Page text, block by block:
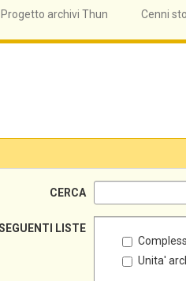
Progetto archivi Thun Cenni
CERCA
LISTE
Unita'